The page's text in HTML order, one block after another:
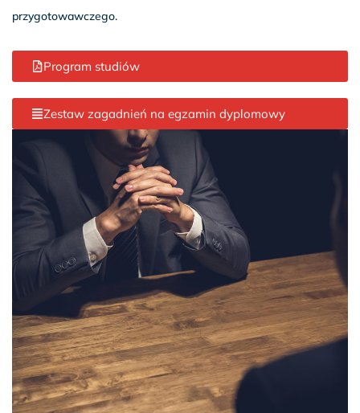
przygotowawczego.
Program studiów
Zestaw zagadnień na egzamin dyplomowy